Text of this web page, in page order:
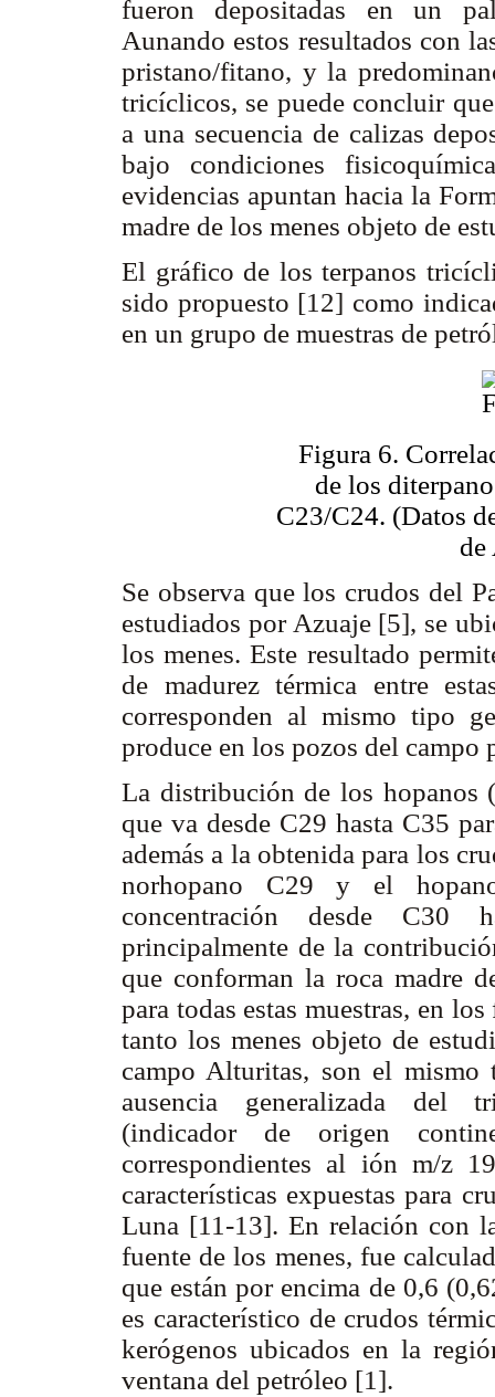
fueron depositadas en un
Aunando estos resultados con
pristano/fitano, y la
tricíclicos, se puede concluir
a una secuencia de calizas
bajo condiciones
evidencias apuntan hacia la
madre de los menes objeto de
El gráfico de los terpanos
sido propuesto [12] como
en un grupo de muestras de
Figura 6.
de los
C23/C24. (Datos
de
Se observa que los crudos del
estudiados por Azuaje [5], se
los menes. Este resultado
de madurez térmica entre
corresponden al mismo tipo
produce en los pozos del campo
La distribución de los hopanos
que va desde C29 hasta C35
además a la obtenida para los
norhopano C29 y el
concentración desde C30
principalmente de la
que conforman la roca madre
para todas estas muestras, en
tanto los menes objeto de
campo Alturitas, son el
ausencia generalizada del
(indicador de origen
correspondientes al ión m/z
características expuestas para
Luna [11-13]. En relación con
fuente de los menes, fue
que están por encima de 0,6
es característico de crudos
kerógenos ubicados en la
ventana del petróleo [1].